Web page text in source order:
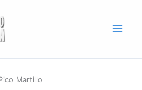
Martillo